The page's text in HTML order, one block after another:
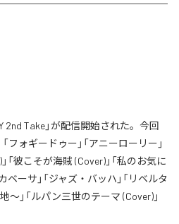
2nd Take」が配信開始された。今回
ォギードゥー」「アニーローリー」
「彼こそが海賊 (Cover)」「私のお気に
ベーサ」「ジャズ・バッハ」「リベルタ
〜」「ルパン三世のテーマ (Cover)」